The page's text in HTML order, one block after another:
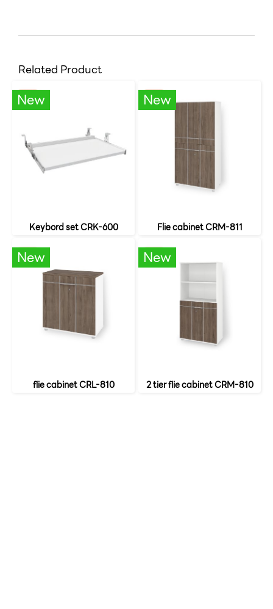
Related Product
New
Keybord set CRK-600
New
Flie cabinet CRM-811
New
flie cabinet CRL-810
New
2 tier flie cabinet CRM-810